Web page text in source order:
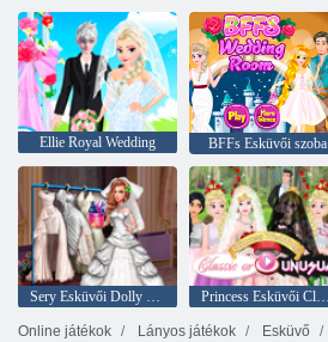
Ellie Royal Wedding BFFs Esküvői szoba
Princess Esküvői Classic vagy szokatlan
Online játékok
Lányos játékok Esküvő